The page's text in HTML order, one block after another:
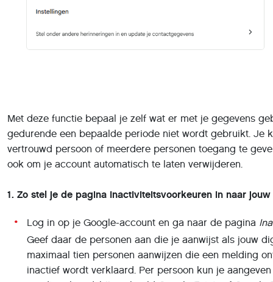
Met deze functie bepaal je zelf wat er met je gegevens
gedurende een bepaalde periode niet wordt gebruikt. Je
vertrouwd persoon of meerdere personen toegang te
ook om je account automatisch te laten verwijderen.
1. Zo stel je de pagina Inactiviteitsvoorkeuren in naar jouw
Log in op je Google-account en ga naar de pagina
Geef daar de personen aan die je aanwijst als jouw
maximaal tien personen aanwijzen die een melding
inactief wordt verklaard. Per persoon kun je